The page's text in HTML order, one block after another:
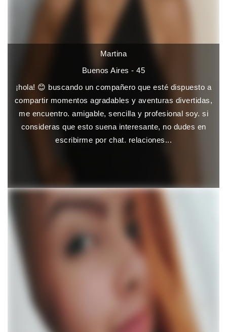
Martina
Buenos Aires - 45
¡hola! 😊 buscando un compañero que esté dispuesto a
compartir momentos agradables y aventuras divertidas,
me encuentro. amigable, sencilla y profesional soy. si
consideras que esto suena interesante, no dudes en
escribirme por chat. relaciones...